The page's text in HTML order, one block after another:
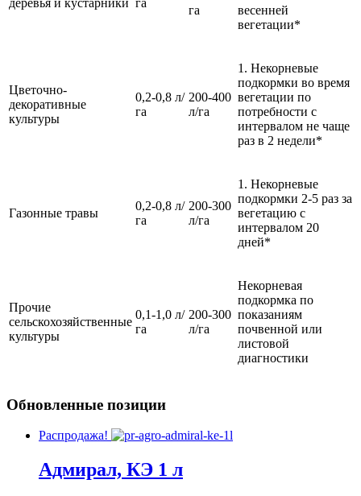
га
весенней
вегетации*
Цветочно-
декоративные
культуры
0,2-0,8 л/
га
200-400
л/га
1. Некорневые
подкормки во время
вегетации по
потребности с
интервалом не чаще
раз в 2 недели*
Газонные травы
0,2-0,8 л/
га
200-300
л/га
1. Некорневые
подкормки 2-5 раз за
вегетацию с
интервалом 20
дней*
Прочие
сельскохозяйственные
культуры
0,1-1,0 л/
га
200-300
л/га
Некорневая
подкормка по
показаниям
почвенной или
листовой
диагностики
Обновленные позиции
Распродажа!
Адмирал, КЭ 1 л